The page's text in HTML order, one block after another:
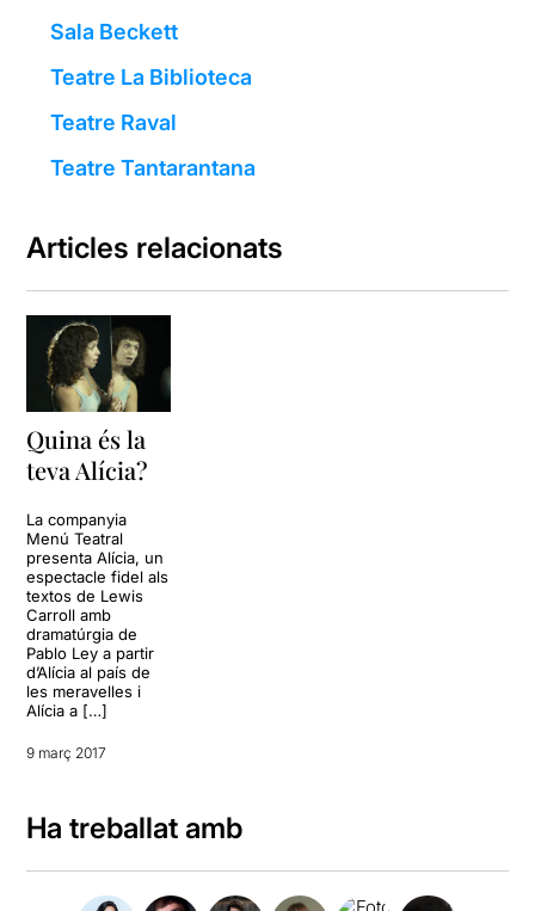
Sala Beckett
Teatre La Biblioteca
Teatre Raval
Teatre Tantarantana
Articles relacionats
Quina és la
teva Alícia?
La companyia
Menú Teatral
presenta Alícia, un
espectacle fidel als
textos de Lewis
Carroll amb
dramatúrgia de
Pablo Ley a partir
d’Alícia al país de
les meravelles i
Alícia a […]
9 març 2017
Ha treballat amb